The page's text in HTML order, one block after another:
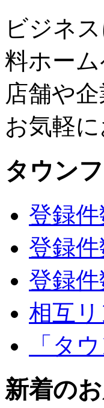
ビジネ
料ホー
店舗や
お気軽
タウン
登録
登録
登録
相互
「タ
新着の